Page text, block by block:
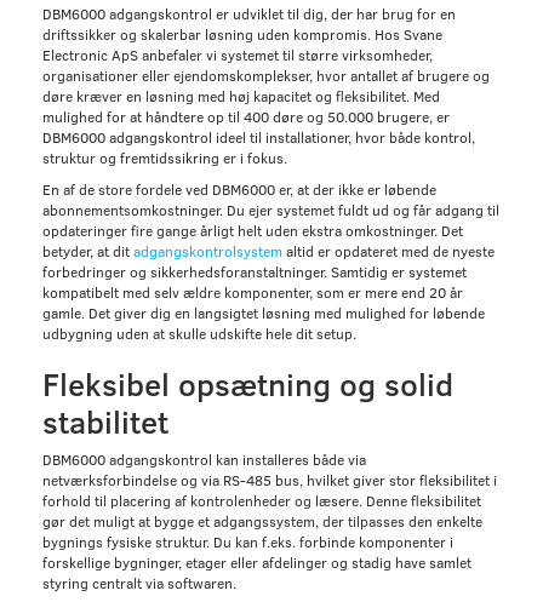
DBM6000 adgangskontrol er udviklet til dig, der har brug for en
driftssikker og skalerbar løsning uden kompromis. Hos Svane
Electronic ApS anbefaler vi systemet til større virksomheder,
organisationer eller ejendomskomplekser, hvor antallet af brugere og
døre kræver en løsning med høj kapacitet og fleksibilitet. Med
mulighed for at håndtere op til 400 døre og 50.000 brugere, er
DBM6000 adgangskontrol ideel til installationer, hvor både kontrol,
struktur og fremtidssikring er i fokus.
En af de store fordele ved DBM6000 er, at der ikke er løbende
abonnementsomkostninger. Du ejer systemet fuldt ud og får adgang til
opdateringer fire gange årligt helt uden ekstra omkostninger. Det
betyder, at ditadgangskontrolsystem altid er opdateret med de nyeste
forbedringer og sikkerhedsforanstaltninger. Samtidig er systemet
kompatibelt med selv ældre komponenter, som er mere end 20 år
gamle. Det giver dig en langsigtet løsning med mulighed for løbende
udbygning uden at skulle udskifte hele dit setup.
Fleksibel opsætning og solid
stabilitet
DBM6000 adgangskontrol kan installeres både via
netværksforbindelse og via RS-485 bus, hvilket giver stor fleksibilitet i
forhold til placering af kontrolenheder og læsere. Denne fleksibilitet
gør det muligt at bygge et adgangssystem, der tilpasses den enkelte
bygnings fysiske struktur. Du kan f.eks. forbinde komponenter i
forskellige bygninger, etager eller afdelinger og stadig have samlet
styring centralt via softwaren.